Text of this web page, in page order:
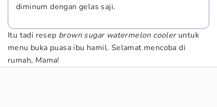
diminum dengan gelas saji.
Itu tadi resep brown sugar watermelon cooleruntuk
menu buka puasa ibu hamil. Selamat mencoba di
rumah, Mama!